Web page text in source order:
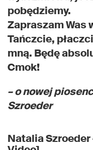
pobędziemy.
Zapraszam Was
Tańczcie,
mną. Będę
Cmok!
– o nowej
Szroeder
Natalia Szroeder